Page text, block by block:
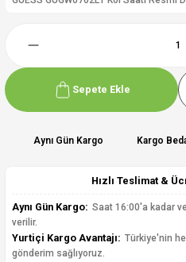
Sepete Ekle
Aynı Gün Kargo Kargo
Hızlı Teslimat &
Aynı Gün Kargo: Saat 16:00'a kadar
verilir.
Yurtiçi Kargo Avantajı: Türkiye'nin
gönderim sağlıyoruz.